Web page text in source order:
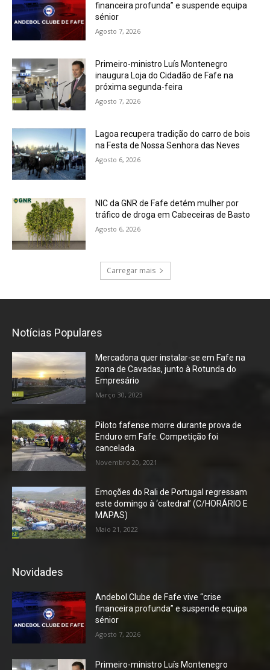
financeira profunda” e suspende equipa
sénior
Agosto 7, 2026
Primeiro-ministro Luís Montenegro
inaugura Loja do Cidadão de Fafe na
próxima segunda-feira
Agosto 7, 2026
Lagoa recupera tradição do carro de bois
na Festa de Nossa Senhora das Neves
Agosto 6, 2026
NIC da GNR de Fafe detém mulher por
tráfico de droga em Cabeceiras de Basto
Agosto 6, 2026
Carregar mais
Notícias Populares
Mercadona quer instalar-se em Fafe na
zona de Cavadas, junto à Rotunda do
Empresário
Março 30, 2023
Piloto fafense morre durante prova de
Enduro em Fafe. Competição foi
cancelada.
Novembro 20, 2021
Emoções do Rali de Portugal regressam
este domingo à ‘catedral’ (C/HORÁRIO E
MAPAS)
Maio 21, 2022
Novidades
Andebol Clube de Fafe vive “crise
financeira profunda” e suspende equipa
sénior
Agosto 7, 2026
Primeiro-ministro Luís Montenegro